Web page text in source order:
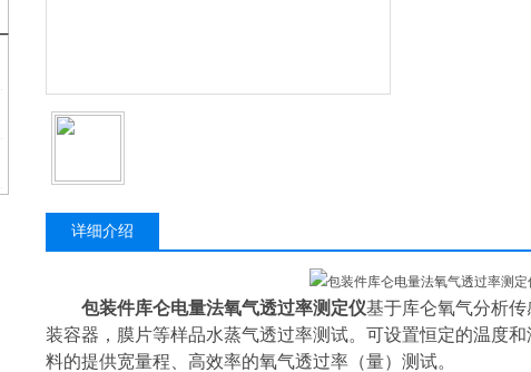
详细介绍
包装件库仑电量法氧气透过率测定仪基于库仑氧气分析
装容器，膜片等样品水蒸气透过率测试。可设置恒定的温度
料的提供宽量程、高效率的氧气透过率（量）测试。